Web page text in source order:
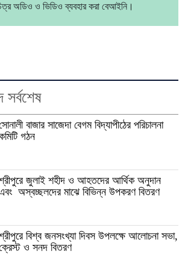
অডিও ও ভিডিও ব্যবহার করা বেআইনি।
সর্বশেষ
বাজার সাজেদা বেগম বিদ্যাপীঠের পরিচালনা
গঠন
জুলাই শহীদ ও আহতদের আর্থিক অনুদান
অস্বচ্ছলদের মাঝে বিভিন্ন উপকরণ বিতরণ
বিশ্ব জনসংখ্যা দিবস উপলক্ষে আলোচনা সভা,
ও সনদ বিতরণ